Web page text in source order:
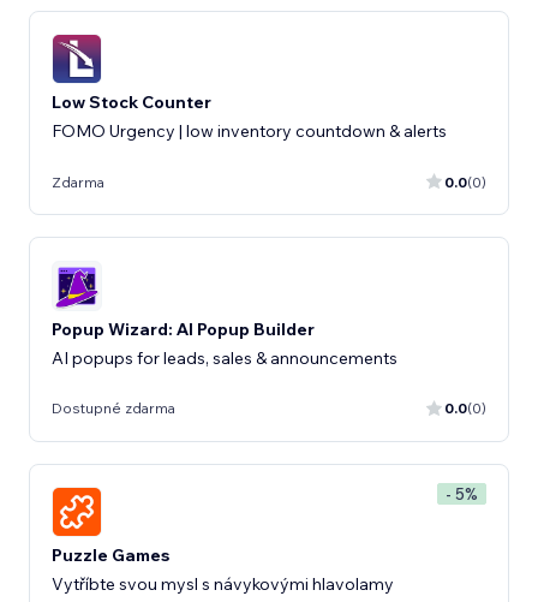
Low Stock Counter
FOMO Urgency | low inventory countdown & alerts
Zdarma 0.0(0)
Popup Wizard: AI Popup Builder
AI popups for leads, sales & announcements
Dostupné zdarma 0.0(0)
- 5%
Puzzle Games
Vytříbte svou mysl s návykovými hlavolamy